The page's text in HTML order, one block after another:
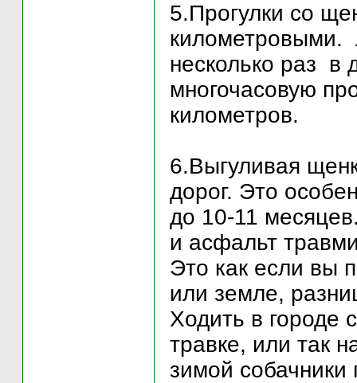
5.Прогулки со
километровыми.
несколько раз в
многочасовую
километров.
6.Выгуливая
дорог. Это
до 10-11
и асфальт
Это как если вы
или земле,
Ходить в городе
травке, или так
зимой